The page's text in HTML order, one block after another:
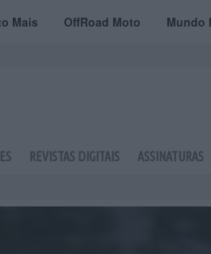
Mais OffRoad Moto Mundo
REVISTAS DIGITAIS ASSINATURAS